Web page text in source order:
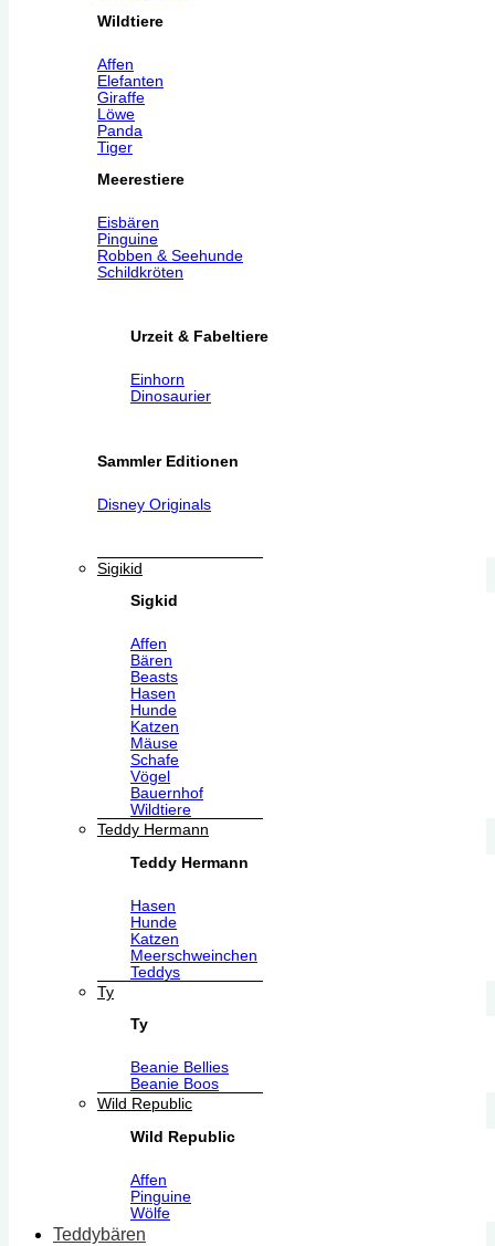
Wildtiere
Affen
Elefanten
Giraffe
Löwe
Panda
Tiger
Meerestiere
Eisbären
Pinguine
Robben & Seehunde
Schildkröten
Urzeit & Fabeltiere
Einhorn
Dinosaurier
Sammler Editionen
Disney Originals
Sigikid
Sigkid
Affen
Bären
Beasts
Hasen
Hunde
Katzen
Mäuse
Schafe
Vögel
Bauernhof
Wildtiere
Teddy Hermann
Teddy Hermann
Hasen
Hunde
Katzen
Meerschweinchen
Teddys
Ty
Ty
Beanie Bellies
Beanie Boos
Wild Republic
Wild Republic
Affen
Pinguine
Wölfe
Teddybären